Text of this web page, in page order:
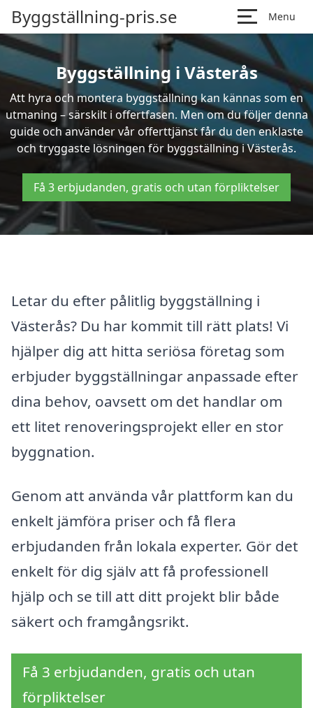
Byggställning-pris.se Menu
Byggställning i Västerås
Att hyra och montera byggställning kan kännas som en
utmaning – särskilt i offertfasen. Men om du följer denna
guide och använder vår offerttjänst får du den enklaste
och tryggaste lösningen för byggställning i Västerås.
Få 3 erbjudanden, gratis och utan förpliktelser
Letar du efter pålitlig byggställning i
Västerås? Du har kommit till rätt plats! Vi
hjälper dig att hitta seriösa företag som
erbjuder byggställningar anpassade efter
dina behov, oavsett om det handlar om
ett litet renoveringsprojekt eller en stor
byggnation.
Genom att använda vår plattform kan du
enkelt jämföra priser och få flera
erbjudanden från lokala experter. Gör det
enkelt för dig själv att få professionell
hjälp och se till att ditt projekt blir både
säkert och framgångsrikt.
Få 3 erbjudanden, gratis och utan
förpliktelser